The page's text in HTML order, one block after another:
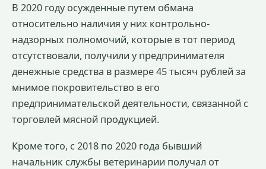
В 2020 году осужденные путем обмана
относительно наличия у них контрольно-
надзорных полномочий, которые в тот период
отсутствовали, получили у предпринимателя
денежные средства в размере 45 тысяч рублей за
мнимое покровительство в его
предпринимательской деятельности, связанной с
торговлей мясной продукцией.
Кроме того, с 2018 по 2020 года бывший
начальник службы ветеринарии получал от